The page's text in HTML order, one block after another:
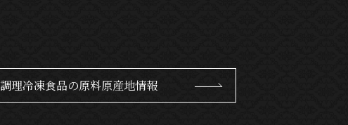
調理冷凍食品の原料原産地情報